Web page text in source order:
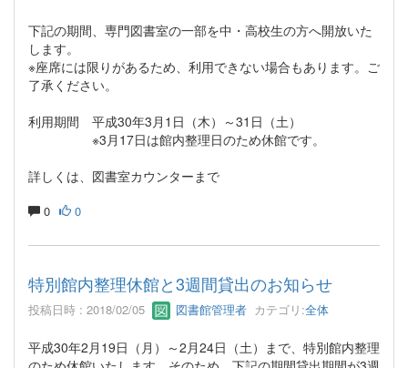
下記の期間、専門図書室の一部を中・高校生の方へ開放いた
します。
※座席には限りがあるため、利用できない場合もあります。ご
了承ください。
利用期間 平成30年3月1日（木）～31日（土）
※3月17日は館内整理日のため休館です。
詳しくは、図書室カウンターまで
0 0
特別館内整理休館と3週間貸出のお知らせ
投稿日時 : 2018/02/05 図書館管理者 カテゴリ:全体
平成30年2月19日（月）～2月24日（土）まで、特別館内整理